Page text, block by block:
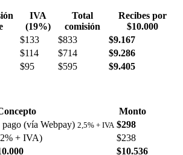
IVA
(19%)
Total
comisión
Recibes por
$10.000
$133 $833
$9.167
$114 $714
$9.286
$95 $595 $9.405
Monto
(vía Webpay) 2,5% + IVA $298
+ IVA)
$238
$10.536